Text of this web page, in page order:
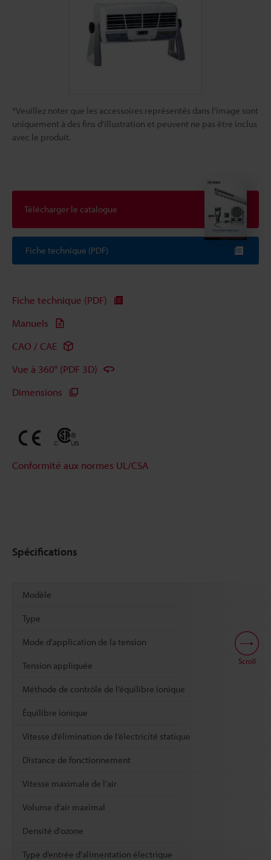
*Veuillez noter que les accessoires représentés dans l'image sont
uniquement à des fins d'illustration et peuvent ne pas être inclus
avec le produit.
Télécharger le catalogue
Fiche technique (PDF)
Fiche technique (PDF)
Manuels
CAO / CAE
Vue à 360° (PDF 3D)
Dimensions
Conformité aux normes UL/CSA
Spécifications
Modèle
Type
Mode d’application de la tension
Tension appliquée
Méthode de contrôle de l’équilibre ionique
Équilibre ionique
Vitesse d’élimination de l’électricité statique
Distance de fonctionnement
Vitesse maximale de l’air
Volume d’air maximal
Densité d'ozone
Type d’entrée d’alimentation électrique
Scroll